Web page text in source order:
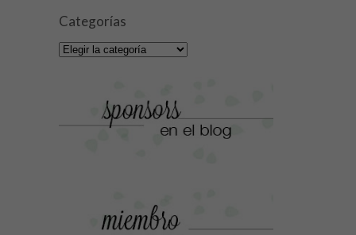
Categorías
Categorías